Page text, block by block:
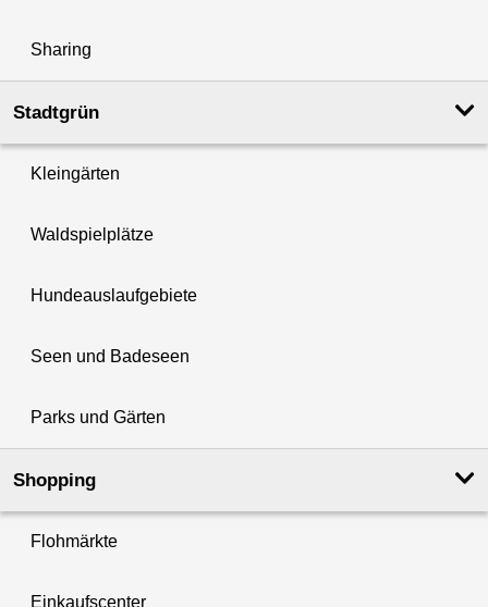
Sharing
Stadtgrün
Kleingärten
Waldspielplätze
Hundeauslaufgebiete
Seen und Badeseen
Parks und Gärten
Shopping
Flohmärkte
Einkaufscenter